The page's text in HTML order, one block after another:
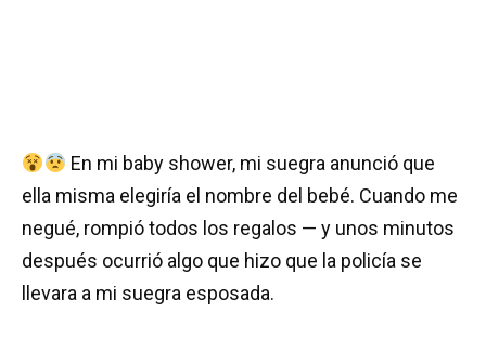
En mi baby shower, mi suegra anunció que
ella misma elegiría el nombre del bebé. Cuando me
negué, rompió todos los regalos — y unos minutos
después ocurrió algo que hizo que la policía se
llevara a mi suegra esposada.